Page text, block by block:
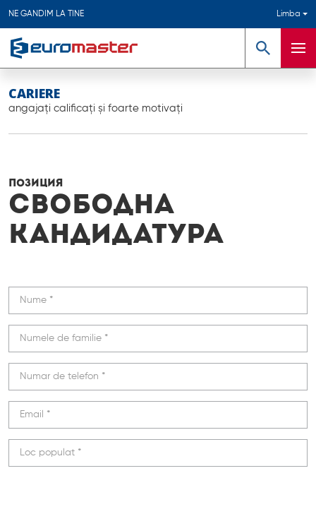
NE GANDIM LA TINE Limba
Căutare
CARIERE
angajați calificați și foarte motivați
ПОЗИЦИЯ
Свободна
кандидатура